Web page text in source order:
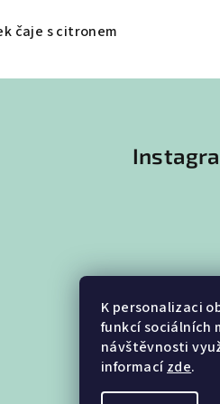
K personalizaci
funkcí sociálních
návštěvnosti
informacízde.
čaje s citronem